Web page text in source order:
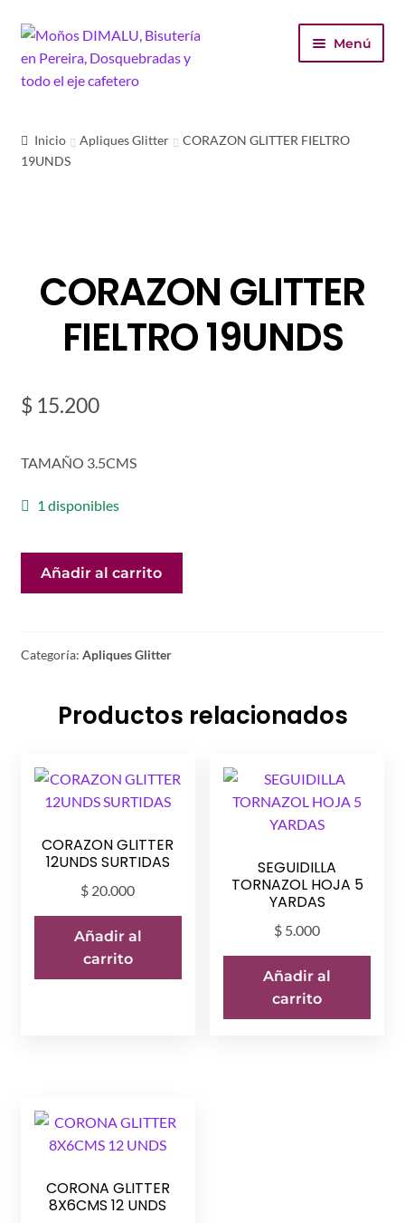
Ir
a
la
Ir
al
contenido
Menú
Tienda
Mi cuenta
Inicio Apliques Glitter
CORAZON GLITTER FIELTRO
19UNDS
CORAZON GLITTER
FIELTRO 19UNDS
$15.200
TAMAÑO 3.5CMS
1 disponibles
CORAZON
cantidad
Añadir al carrito
Categoría: Apliques Glitter
Productos relacionados
CORAZON GLITTER
12UNDS SURTIDAS
$ 20.000
Añadir al
carrito
SEGUIDILLA
TORNAZOL HOJA 5
YARDAS
$ 5.000
Añadir al
carrito
CORONA GLITTER
8X6CMS 12 UNDS